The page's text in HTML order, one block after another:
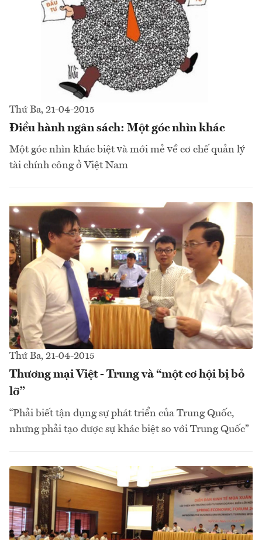
Thứ Ba, 21-04-2015
Điều hành ngân sách: Một góc nhìn khác
Một góc nhìn khác biệt và mới mẻ về cơ chế quản lý
tài chính công ở Việt Nam
Thứ Ba, 21-04-2015
Thương mại Việt - Trung và “một cơ hội bị bỏ
lỡ”
“Phải biết tận dụng sự phát triển của Trung Quốc,
nhưng phải tạo được sự khác biệt so với Trung Quốc”